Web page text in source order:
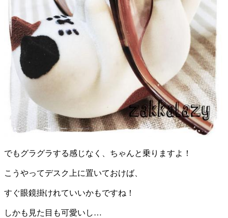
でもグラグラする感じなく、ちゃんと乗りますよ！
こうやってデスク上に置いておけば、
すぐ眼鏡掛けれていいかもですね！
しかも見た目も可愛いし…